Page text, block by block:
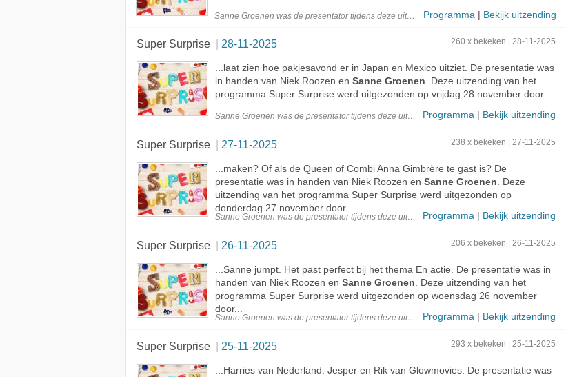
Sanne Groenen was de presentatortijdens deze uitzending Programma | Bekijk uitzending
Super Surprise 28-11-2025 260 x bekeken | 28-11-2025
...laat zien hoe pakjesavond er in Japan en Mexico uitziet. De presentatie was
in handen van Niek Roozen en Sanne Groenen . Deze uitzending van het
programma Super Surprise werd uitgezonden op vrijdag 28 november door...
Sanne Groenen was de presentatortijdens deze uitzending Programma | Bekijk uitzending
Super Surprise 27-11-2025 238 x bekeken | 27-11-2025
...maken? Of als de Queen of Combi Anna Gimbrère te gast is? De
presentatie was in handen van Niek Roozen en Sanne Groenen . Deze
uitzending van het programma Super Surprise werd uitgezonden op
donderdag 27 november door...
Sanne Groenen was de presentatortijdens deze uitzending Programma | Bekijk uitzending
Super Surprise 26-11-2025 206 x bekeken | 26-11-2025
...Sanne jumpt. Het past perfect bij het thema En actie. De presentatie was in
handen van Niek Roozen en Sanne Groenen . Deze uitzending van het
programma Super Surprise werd uitgezonden op woensdag 26 november
door...
Sanne Groenen was de presentatortijdens deze uitzending Programma | Bekijk uitzending
Super Surprise 25-11-2025 293 x bekeken | 25-11-2025
...Harries van Nederland: Jesper en Rik van Glowmovies. De presentatie was